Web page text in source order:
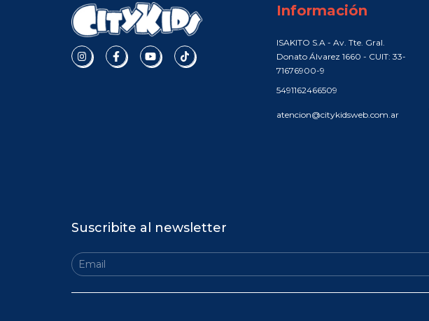
Información
ISAKITO S.A - Av. Tte. Gral.
Donato Álvarez 1660 - CUIT: 33-
71676900-9
5491162466509
atencion@citykidsweb.com.ar
Suscribite al newsletter